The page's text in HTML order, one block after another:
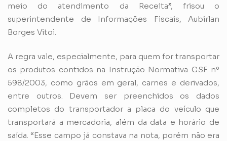
meio do atendimento da Receita”, frisou o
superintendente de Informações Fiscais, Aubirlan
Borges Vitoi.
A regra vale, especialmente, para quem for transportar
os produtos contidos na Instrução Normativa GSF nº
598/2003, como grãos em geral, carnes e derivados,
entre outros. Devem ser preenchidos os dados
completos do transportador a placa do veículo que
transportará a mercadoria, além da data e horário de
saída. “Esse campo já constava na nota, porém não era